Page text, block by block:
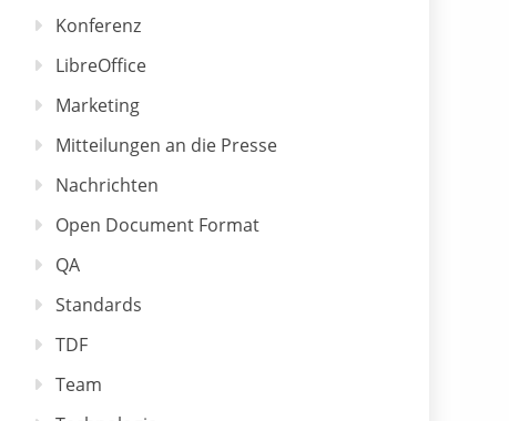
Konferenz
LibreOffice
Marketing
Mitteilungen an die Presse
Nachrichten
Open Document Format
QA
Standards
TDF
Team